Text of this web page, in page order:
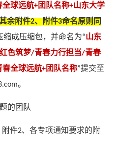
球远航+团队名称+山东大学
余附件2、附件3命名原则同
成压缩包，并命名为“山东
色筑梦/青春力行担当/青春
全球远航+团队名称”提交至
。
的团队
件2、各专项通知要求的附